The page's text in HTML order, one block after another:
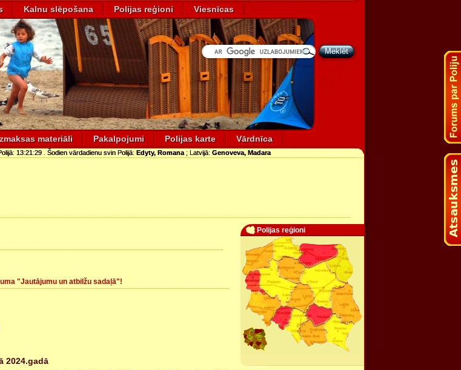
Kalnu slēpošana Polijas reģioni Viesnīcas
Meklēt
materiāli Pakalpojumi Polijas karte Vārdnīca
13:21:29 . Šodien vārdadienu svin Polijā: Edyty, Romana ; Latvijā: Genoveva, Madara
Polijas reģioni
"Jautājumu un atbilžu sadaļā"!
2024.gadā